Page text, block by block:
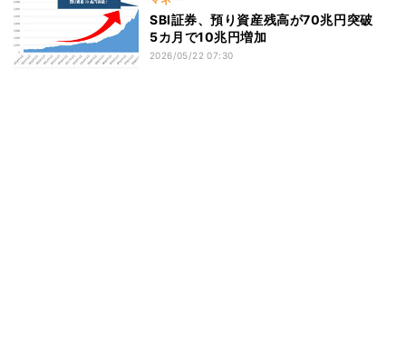
SBI証券、預り資産残高が70兆円突破
5カ月で10兆円増加
2026/05/22 07:30